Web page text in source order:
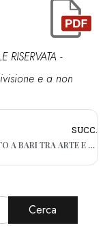
RISERVATA -
e a non
SUCC.
FERRAGOSTO A BARI TRA ARTE E MUSEI: LE APERTURE PREVISTE
Cerca